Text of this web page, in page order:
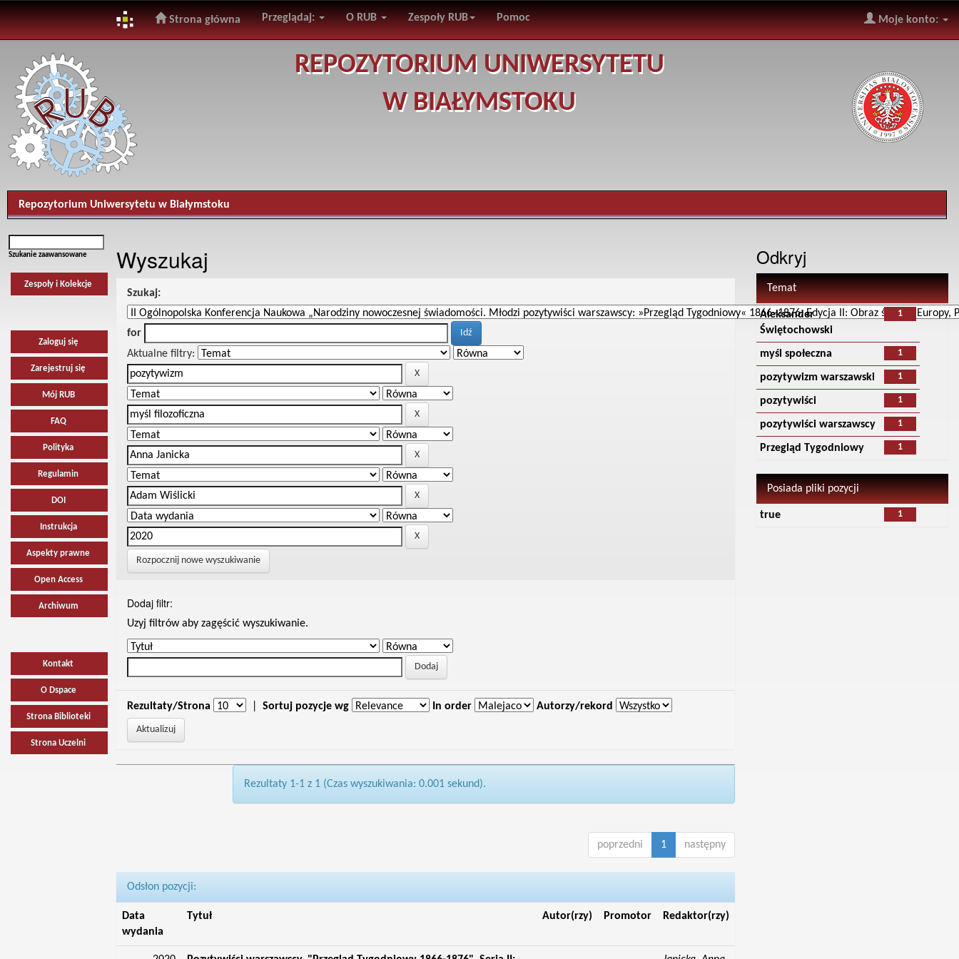
navigation
Strona główna Przeglądaj: O RUB Zespoły RUB Pomoc Moje konto:
REPOZYTORIUM UNIWERSYTETU
W BIAŁYMSTOKU
Repozytorium Uniwersytetu w Białymstoku
Szukanie zaawansowane
Zespoły i Kolekcje
Zaloguj się
Zarejestruj się
Mój RUB
FAQ
Polityka
Regulamin
DOI
Instrukcja
Aspekty prawne
Open Access
Archiwum
Kontakt
O Dspace
Strona Biblioteki
Strona Uczelni
Wyszukaj
Szukaj:
for
Aktualne filtry:
Rozpocznij nowe wyszukiwanie
Dodaj filtr:
Uzyj filtrów aby zagęścić wyszukiwanie.
Rezultaty/Strona Sortuj pozycje wg In order Autorzy/rekord
Rezultaty 1-1 z 1 (Czas wyszukiwania: 0.001 sekund).
poprzedni 1 następny
Odsłon pozycji:
Data
wydania
Tytuł Autor(rzy) Promotor Redaktor(rzy)
Odkryj
Temat
1
Aleksander
Świętochowski
1
myśl społeczna
1
pozytywizm warszawski
1
pozytywiści
1
pozytywiści warszawscy
1
Przegląd Tygodniowy
Posiada pliki pozycji
1
true